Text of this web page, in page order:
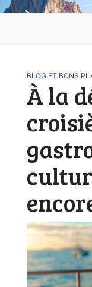
la-
BLOG ET BONS
À la